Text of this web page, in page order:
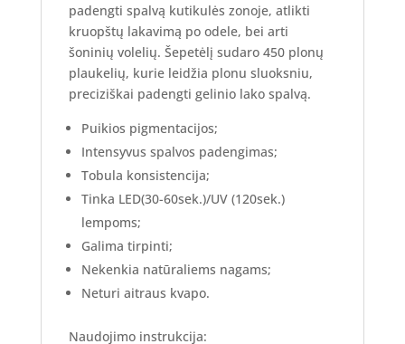
padengti spalvą kutikulės zonoje, atlikti
kruopštų lakavimą po odele, bei arti
šoninių volelių. Šepetėlį sudaro 450 plonų
plaukelių, kurie leidžia plonu sluoksniu,
preciziškai padengti gelinio lako spalvą.
Puikios pigmentacijos;
Intensyvus spalvos padengimas;
Tobula konsistencija;
Tinka LED(30-60sek.)/UV (120sek.)
lempoms;
Galima tirpinti;
Nekenkia natūraliems nagams;
Neturi aitraus kvapo.
Naudojimo instrukcija: